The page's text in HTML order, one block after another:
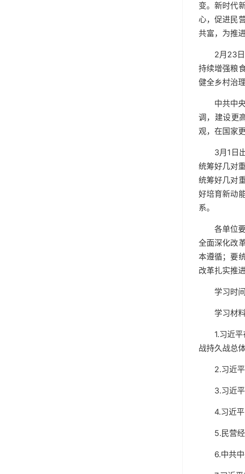
变。新时代
心，促进民
共富，为推
2月23
持续增强粮
健全乡村治
中共中
调，建设更
观，在国家
3月1日
统筹好几对
统筹好几对
好培育新动
系。
各单位
全面深化改
本遵循；要
改革扎实推
学习时
学习材料
1.习近
战持久战总
2.习近
3.习近
4.习近
5.民营
6.中共